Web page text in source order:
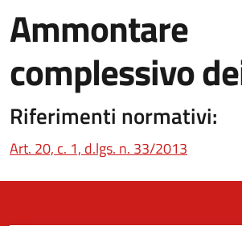
Ammontare
complessivo
Riferimenti normativi:
Art. 20, c. 1, d.lgs. n. 33/2013